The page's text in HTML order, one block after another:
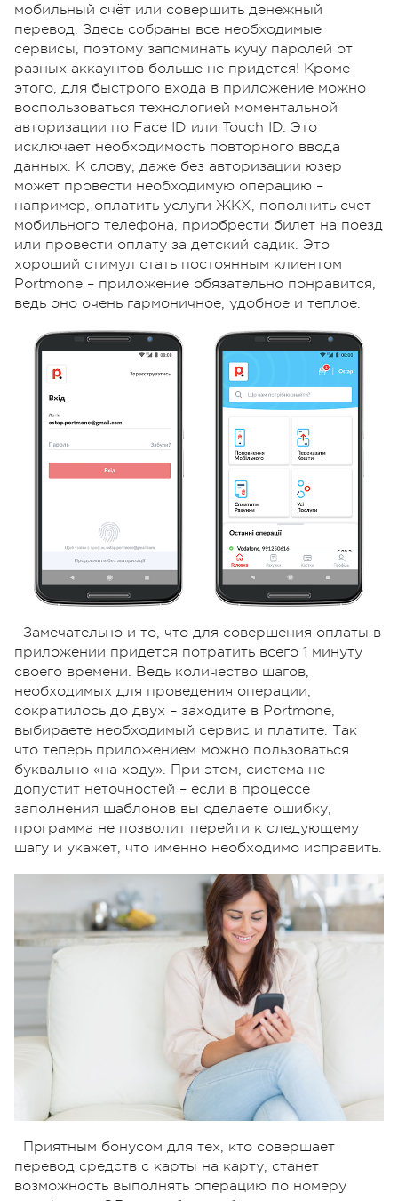
мобильный счёт или совершить денежный
перевод. Здесь собраны все необходимые
сервисы, поэтому запоминать кучу паролей от
разных аккаунтов больше не придется! Кроме
этого, для быстрого входа в приложение можно
воспользоваться технологией моментальной
авторизации по Face ID или Touch ID. Это
исключает необходимость повторного ввода
данных. К слову, даже без авторизации юзер
может провести необходимую операцию –
например, оплатить услуги ЖКХ, пополнить счет
мобильного телефона, приобрести билет на поезд
или провести оплату за детский садик. Это
хороший стимул стать постоянным клиентом
Portmone – приложение обязательно понравится,
ведь оно очень гармоничное, удобное и теплое.
Замечательно и то, что для совершения оплаты в
приложении придется потратить всего 1 минуту
своего времени. Ведь количество шагов,
необходимых для проведения операции,
сократилось до двух – заходите в Portmone,
выбираете необходимый сервис и платите. Так
что теперь приложением можно пользоваться
буквально «на ходу». При этом, система не
допустит неточностей – если в процессе
заполнения шаблонов вы сделаете ошибку,
программа не позволит перейти к следующему
шагу и укажет, что именно необходимо исправить.
Приятным бонусом для тех, кто совершает
перевод средств с карты на карту, станет
возможность выполнять операцию по номеру